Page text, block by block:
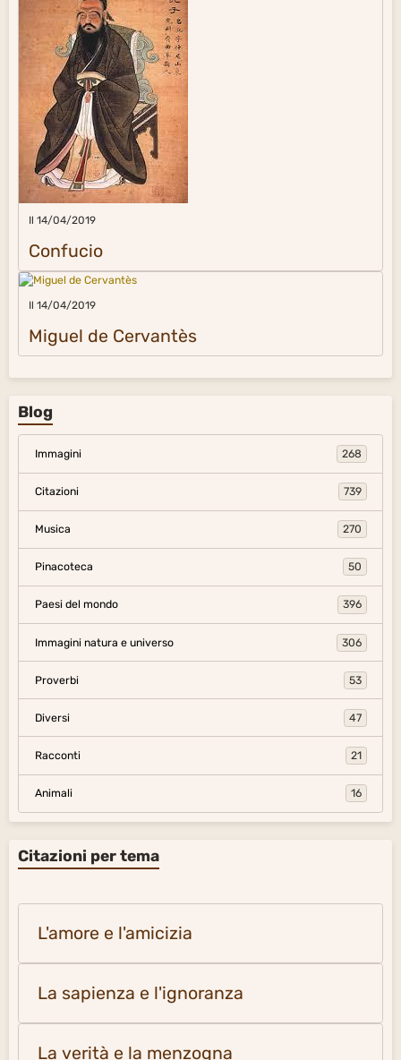
Il 14/04/2019
Confucio
Il 14/04/2019
Miguel de Cervantès
Blog
Immagini 268
Citazioni 739
Musica 270
Pinacoteca 50
Paesi del mondo 396
Immagini natura e universo 306
Proverbi 53
Diversi 47
Racconti 21
Animali 16
Citazioni per tema
L'amore e l'amicizia
La sapienza e l'ignoranza
La verità e la menzogna